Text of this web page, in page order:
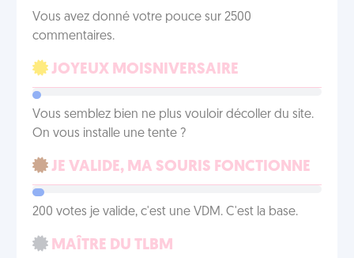
Vous avez donné votre pouce sur 2500
commentaires.
JOYEUX MOISNIVERSAIRE
Vous semblez bien ne plus vouloir décoller du site.
On vous installe une tente ?
JE VALIDE, MA SOURIS FONCTIONNE
200 votes je valide, c'est une VDM. C'est la base.
MAÎTRE DU TLBM